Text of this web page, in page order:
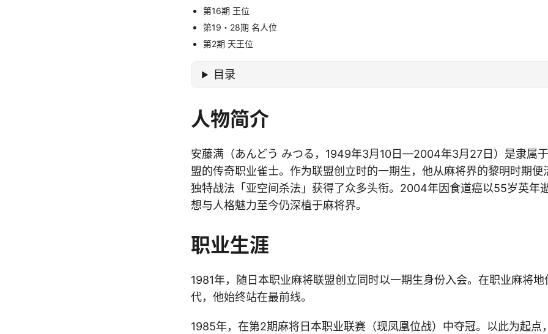
第16期 王位
第19・28期 名人位
第2期 天王位
目录
人物简介
安藤满（あんどう みつる，1949年3月10日—2004年3月27日）是隶属
盟的传奇职业雀士。作为联盟创立时的一期生，他从麻将界的黎明时期便
独特战法「亚空间杀法」获得了众多头衔。2004年因食道癌以55岁英年
想与人格魅力至今仍深植于麻将界。
职业生涯
1981年，随日本职业麻将联盟创立同时以一期生身份入会。在职业麻将
代，他始终站在最前线。
1985年，在第2期麻将日本职业联赛（现凤凰位战）中夺冠。以此为起点